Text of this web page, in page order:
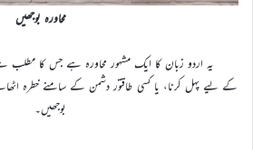
محاورہ بوجھیں
یہ اردو زبان کا ایک مشہور محاورہ ہے جس کا مطلب
کے لیے پہل کرنا، یا کسی طاقتور دشمن کے سامنے خطرہ
بوجھیں۔